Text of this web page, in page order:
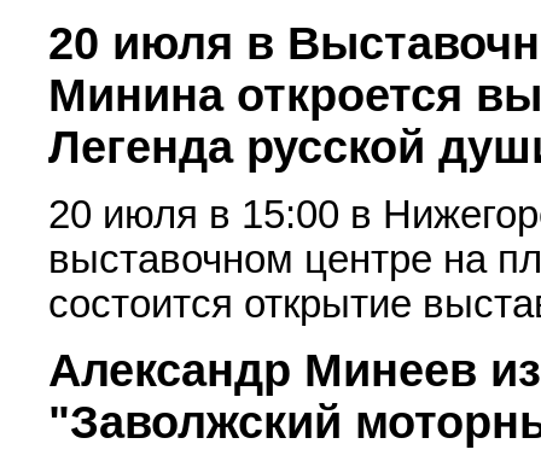
20 июля в
Минина откроется
Легенда русской
20 июля в 15:00 в
выставочном центре на
состоится открытие
Александр Минеев
"Заволжский